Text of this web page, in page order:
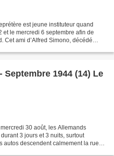
est jeune instituteur quand
et le mercredi 6 septembre afin de
Cet ami d’Alfred Simono, décédé
1944 (14) Le
30 août, les Allemands
3 jours et 3 nuits, surtout
autos descendent calmement la rue